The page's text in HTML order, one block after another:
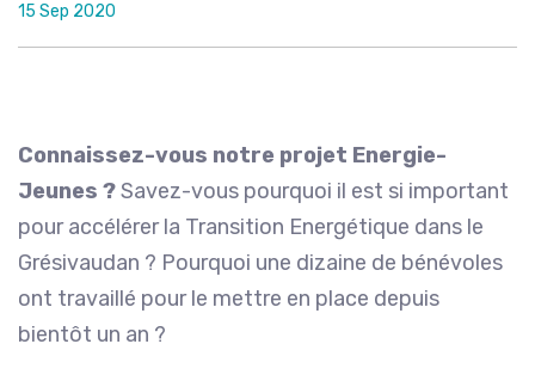
15 Sep 2020
Connaissez-vous notre projet Energie-
Jeunes ?Savez-vous pourquoi il est si important
pour accélérer la Transition Energétique dans le
Grésivaudan ? Pourquoi une dizaine de bénévoles
ont travaillé pour le mettre en place depuis
bientôt un an ?